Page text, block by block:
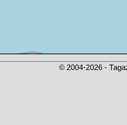
© 2004-2026 -